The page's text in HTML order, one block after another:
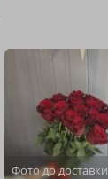
Фото до доставки